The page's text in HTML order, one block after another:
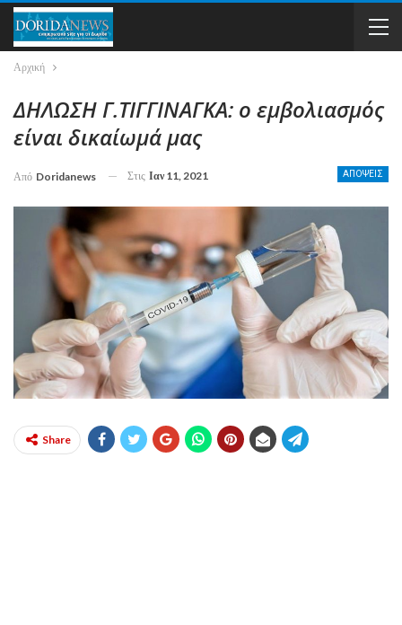
Αρχική
ΔΗΛΩΣΗ Γ.ΤΙΓΓΙΝΑΓΚΑ: ο εμβολιασμός
είναι δικαίωμά μας
ΑΠΟΨΕΙΣ
Από Doridanews Στις Ιαν 11, 2021
Share